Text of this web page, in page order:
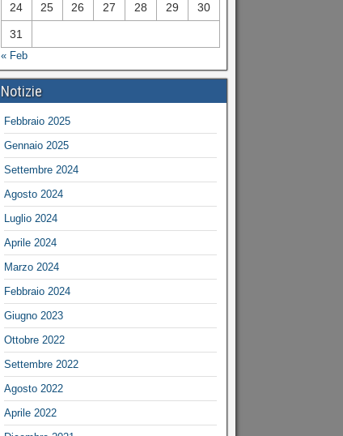
24 25 26 27 28 29 30
31
« Feb
Notizie
Febbraio 2025
Gennaio 2025
Settembre 2024
Agosto 2024
Luglio 2024
Aprile 2024
Marzo 2024
Febbraio 2024
Giugno 2023
Ottobre 2022
Settembre 2022
Agosto 2022
Aprile 2022